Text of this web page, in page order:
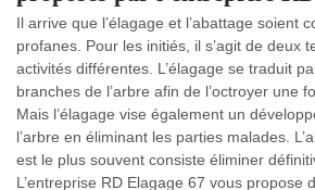
Il arrive que l’élagage et l’abattage soient
profanes. Pour les initiés, il s’agit de deux
activités différentes. L’élagage se traduit
branches de l’arbre afin de l’octroyer une
Mais l’élagage vise également un
l’arbre en éliminant les parties malades.
est le plus souvent consiste éliminer
L’entreprise RD Elagage 67 vous propose